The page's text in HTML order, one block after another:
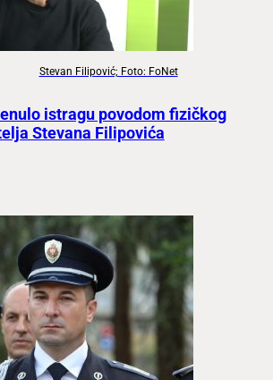
Stevan Filipović; Foto: FoNet
istragu povodom fizičkog
Stevana Filipovića